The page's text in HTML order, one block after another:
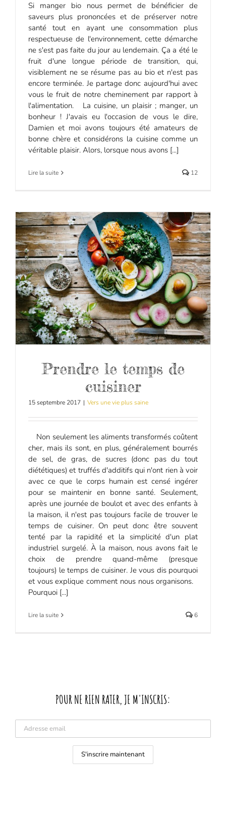
Si manger bio nous permet de bénéficier de
saveurs plus prononcées et de préserver notre
santé tout en ayant une consommation plus
respectueuse de l'environnement, cette démarche
ne s'est pas faite du jour au lendemain. Ça a été le
fruit d'une longue période de transition, qui,
visiblement ne se résume pas au bio et n'est pas
encore terminée. Je partage donc aujourd'hui avec
vous le fruit de notre cheminement par rapport à
l'alimentation. La cuisine, un plaisir ; manger, un
bonheur ! J'avais eu l'occasion de vous le dire,
Damien et moi avons toujours été amateurs de
bonne chère et considérons la cuisine comme un
véritable plaisir. Alors, lorsque nous avons [...]
Lire la suite 12
Prendre le temps de
cuisiner
15 septembre 2017 | Vers une vie plus saine
Non seulement les aliments transformés coûtent
cher, mais ils sont, en plus, généralement bourrés
de sel, de gras, de sucres (donc pas du tout
diététiques) et truffés d'additifs qui n'ont rien à voir
avec ce que le corps humain est censé ingérer
pour se maintenir en bonne santé. Seulement,
après une journée de boulot et avec des enfants à
la maison, il n'est pas toujours facile de trouver le
temps de cuisiner. On peut donc être souvent
tenté par la rapidité et la simplicité d'un plat
industriel surgelé. À la maison, nous avons fait le
choix de prendre quand-même (presque
toujours) le temps de cuisiner. Je vous dis pourquoi
et vous explique comment nous nous organisons.
Pourquoi [...]
Lire la suite 6
POUR NE RIEN RATER, JE M'INSCRIS: